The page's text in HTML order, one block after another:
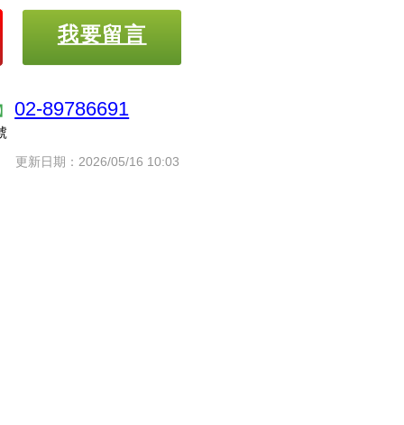
我要留言
02-89786691
更新日期：2026/05/16 10:03